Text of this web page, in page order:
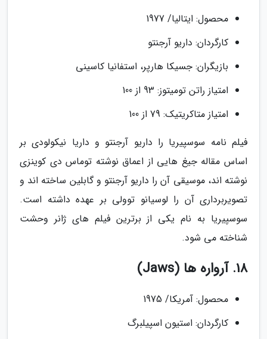
محصول: ایتالیا/ 1977
کارگردان: داریو آرجنتو
بازیگران: جسیکا هارپر، استفانیا کاسینی
امتیاز راتن تومیتوز: 93 از 100
امتیاز متاکریتیک: 79 از 100
فیلم نامه سوسپیریا را داریو آرجنتو و داریا نیکولودی بر
اساس مقاله جیغ هایی از اعماق نوشته توماس دی کوینزی
نوشته اند، موسیقی آن را داریو آرجنتو و گابلین ساخته اند و
تصویربرداری آن را لوسیانو توولی بر عهده داشته است.
سوسپیریا به نام یکی از برترین فیلم های ژانر وحشت
شناخته می شود.
18. آرواره ها (Jaws)
محصول: آمریکا/ 1975
کارگردان: استیون اسپیلبرگ